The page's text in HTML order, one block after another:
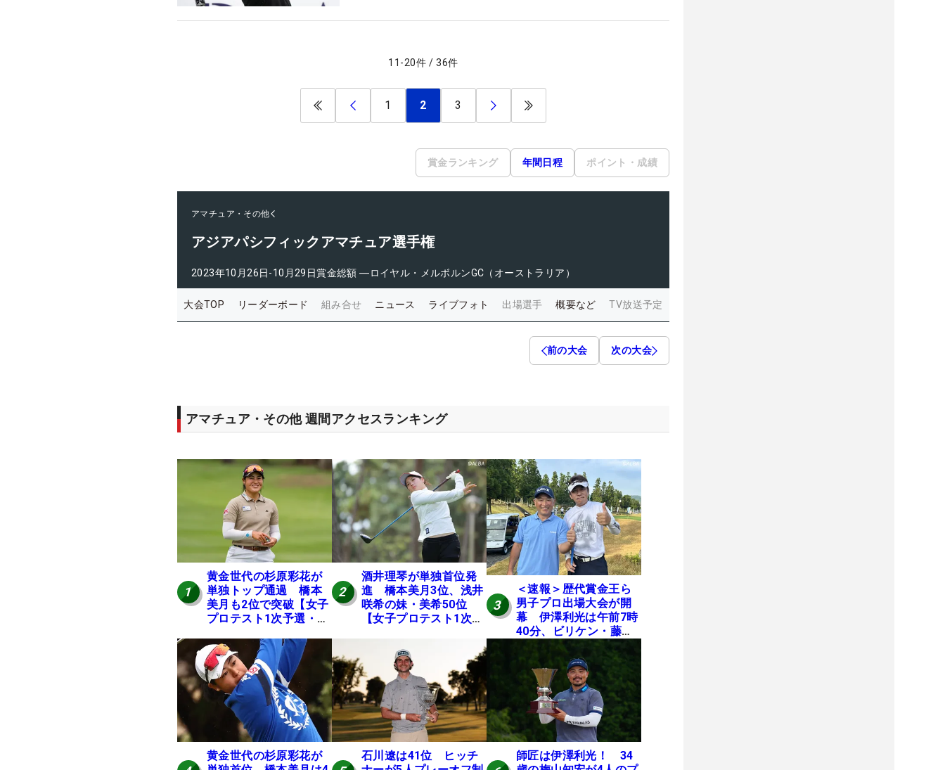
11 -20件 / 36件
1 2 3
賞金ランキング 年間日程 ポイント・成績
アマチュア・その他
アジアパシフィックアマチュア選手権
2023年10月26日-10月29日賞金総額 ―ロイヤル・メルボルンGC（オーストラリア）
大会TOP リーダーボード 組み合せ ニュース ライブフォト 出場選手 概要など TV放送予定
前の大会 次の大会
アマチュア・その他 週間アクセスランキング
1
黄金世代の杉原彩花が
単独トップ通過 橋本
美月も2位で突破【女子
プロテスト1次予選・E
2
酒井理琴が単独首位発
進 橋本美月3位、浅井
咲希の妹・美希50位
【女子プロテスト1次予
3
＜速報＞歴代賞金王ら
男子プロ出場大会が開
幕 伊澤利光は午前7時
40分、ビリケン・藤本
佳則は午前9時30分にテ
ィオフ【MAIN STAGE
JOYX OPEN】
黄金世代の杉原彩花が
石川遼は41位 ヒッチ
師匠は伊澤利光！ 34